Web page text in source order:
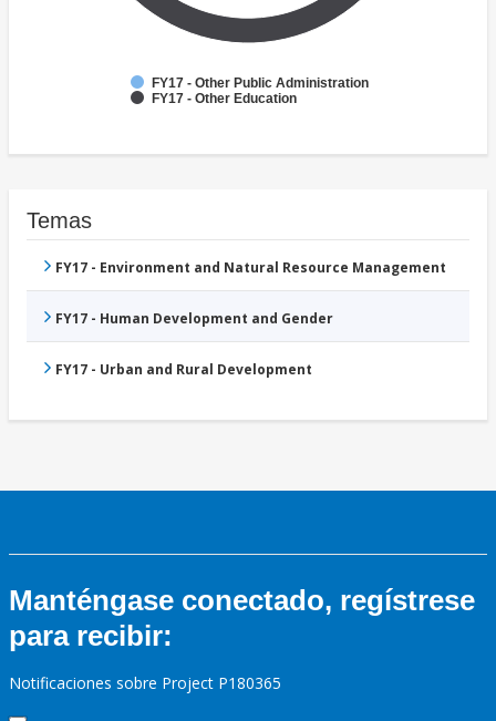
FY17 - Other Public Administration
FY17 - Other Education
Temas
FY17 - Environment and Natural Resource Management
FY17 - Human Development and Gender
FY17 - Urban and Rural Development
Manténgase conectado, regístrese
para recibir:
Notificaciones sobre Project P180365